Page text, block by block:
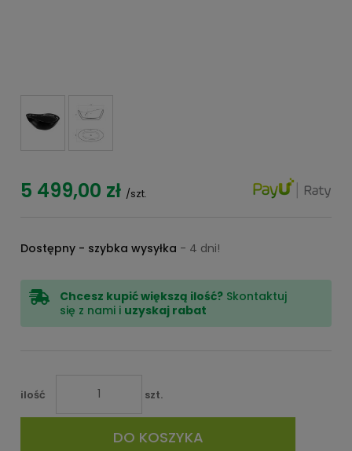
5 499,00 zł /szt.
Dostępny - szybka wysyłka - 4 dni!
Chcesz kupić większą ilość? Skontaktuj
się z nami i uzyskaj rabat
ilość szt.
DO KOSZYKA